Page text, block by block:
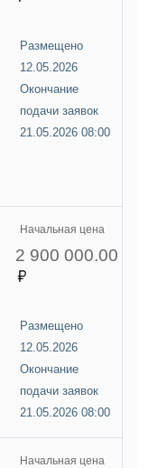
Размещено
12.05.2026
Окончание
подачи заявок
21.05.2026 08:00
Начальная цена
2 900 000.00
Размещено
12.05.2026
Окончание
подачи заявок
21.05.2026 08:00
Начальная цена